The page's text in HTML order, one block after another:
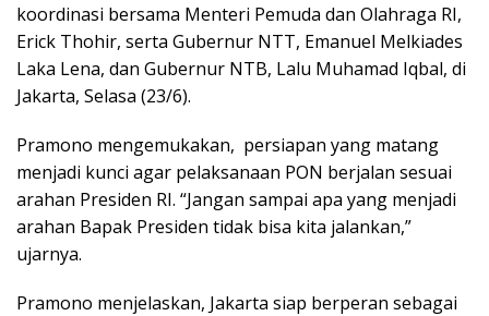
koordinasi bersama Menteri Pemuda dan Olahraga RI,
Erick Thohir, serta Gubernur NTT, Emanuel Melkiades
Laka Lena, dan Gubernur NTB, Lalu Muhamad Iqbal, di
Jakarta, Selasa (23/6).
Pramono mengemukakan, persiapan yang matang
menjadi kunci agar pelaksanaan PON berjalan sesuai
arahan Presiden RI. “Jangan sampai apa yang menjadi
arahan Bapak Presiden tidak bisa kita jalankan,”
ujarnya.
Pramono menjelaskan, Jakarta siap berperan sebagai